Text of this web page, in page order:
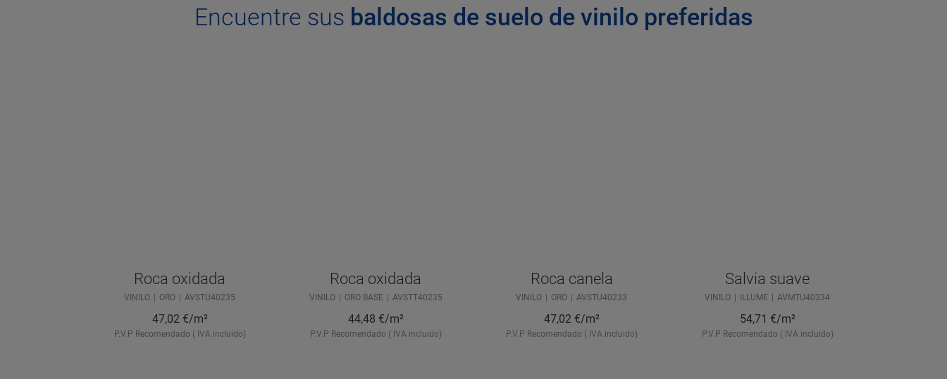
Encuentre sus baldosas de suelo de vinilo preferidas
Roca oxidada
VINILO ORO AVSTU40235
47,02 €/m²
P.V.P Recomendado ( IVA incluido)
Roca oxidada
VINILO ORO BASE AVSTT40235
44,48 €/m²
P.V.P Recomendado ( IVA incluido)
Roca canela
VINILO ORO AVSTU40233
47,02 €/m²
P.V.P Recomendado ( IVA incluido)
Salvia suave
VINILO ILLUME AVMTU40334
54,71 €/m²
P.V.P Recomendado ( IVA incluido)